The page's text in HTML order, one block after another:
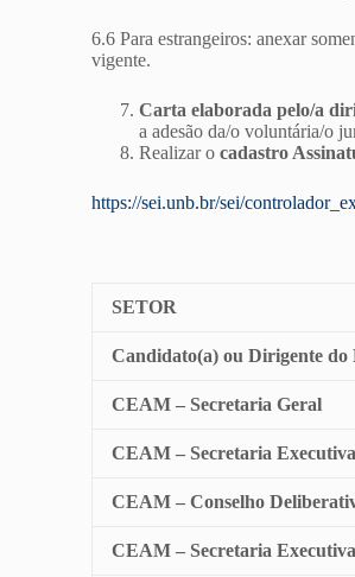
6.6 Para estrangeiros: anexar
vigente.
Carta elaborada pelo/a
a adesão da/o voluntária/o
Realizar ocadastro
https://sei.unb.br/sei/
SETOR
Candidato(a) ou Dirigente do
CEAM – Secretaria Geral
CEAM – Secretaria Executiva
CEAM – Conselho
CEAM – Secretaria Executiva